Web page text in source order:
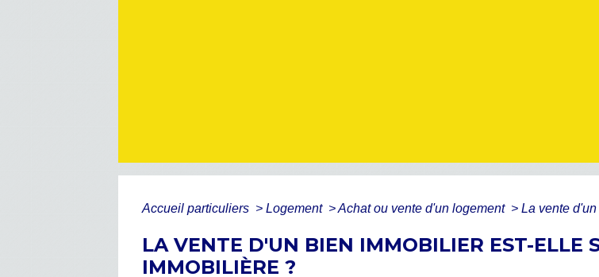
Accueil particuliers > Logement > Achat ou vente d'un logement > La vente
LA VENTE D'UN BIEN IMMOBILIER EST-ELLE
IMMOBILIÈRE ?